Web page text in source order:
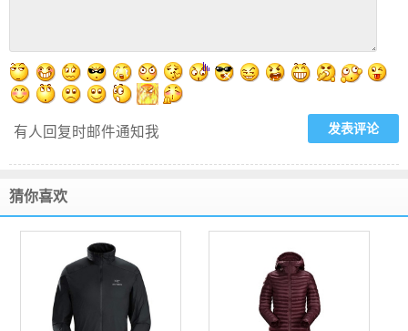
有人回复时邮件通知我
猜你喜欢